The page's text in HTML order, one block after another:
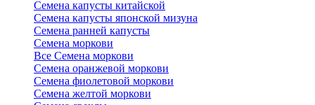
Семена капусты китайской
Семена капусты японской мизуна
Семена ранней капусты
Семена моркови
Все Семена моркови
Семена оранжевой моркови
Семена фиолетовой моркови
Семена желтой моркови